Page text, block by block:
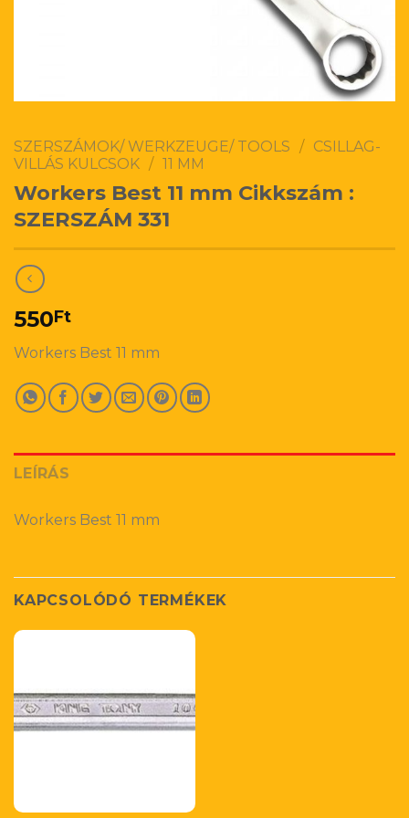
SZERSZÁMOK/ WERKZEUGE/ TOOLS / CSILLAG-
VILLÁS KULCSOK / 11 MM
Workers Best 11 mm Cikkszám :
SZERSZÁM 331
550Ft
Workers Best 11 mm
LEÍRÁS
Workers Best 11 mm
KAPCSOLÓDÓ TERMÉKEK